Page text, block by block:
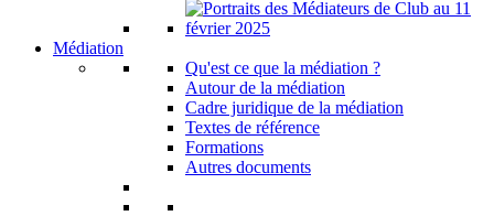
Médiation
Qu'est ce que la médiation ?
Autour de la médiation
Cadre juridique de la médiation
Textes de référence
Formations
Autres documents